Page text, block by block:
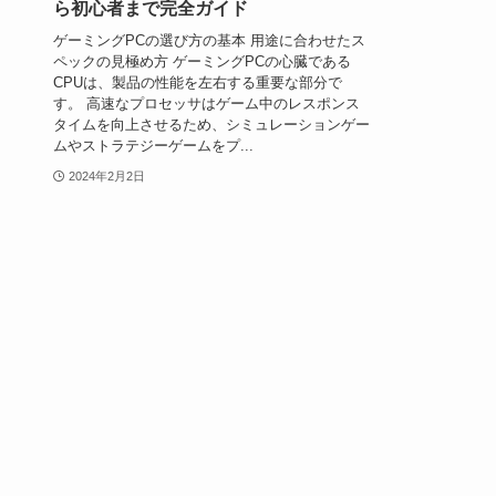
ら初心者まで完全ガイド
ゲーミングPCの選び方の基本 用途に合わせたス
ペックの見極め方 ゲーミングPCの心臓である
CPUは、製品の性能を左右する重要な部分で
す。 高速なプロセッサはゲーム中のレスポンス
タイムを向上させるため、シミュレーションゲー
ムやストラテジーゲームをプ...
2024年2月2日